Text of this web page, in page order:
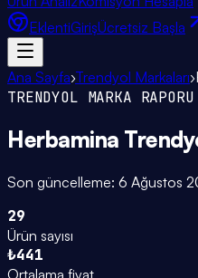
EklentiGirişÜcretsiz Başla
Ana Sayfa›Trendyol Markaları›
TRENDYOL MARKA RAPORU
Herbamina
Son güncelleme: 6 Ağustos
29
Ürün sayısı
₺441
Ortalama fiyat